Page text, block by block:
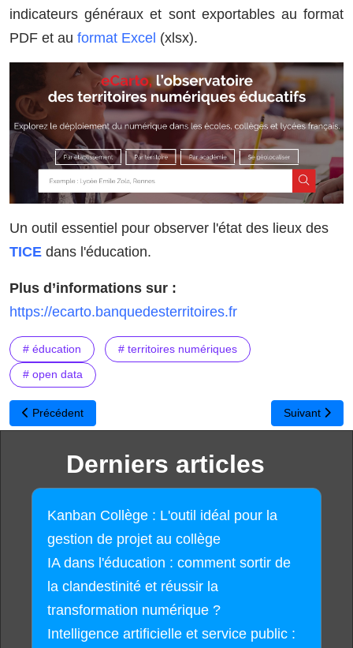
indicateurs généraux et sont exportables au format
PDF et au format Excel (xlsx).
Un outil essentiel pour observer l'état des lieux des
TICE dans l'éducation.
Plus d’informations sur :
https://ecarto.banquedesterritoires.fr
# éducation # territoires numériques
# open data
Article précédent : Adobe Éducation : Rencontrez-nous à
Précédent Article
Suivant
Derniers articles
Kanban Collège : L'outil idéal pour la
gestion de projet au collège
IA dans l'éducation : comment sortir de
la clandestinité et réussir la
transformation numérique ?
Intelligence artificielle et service public :